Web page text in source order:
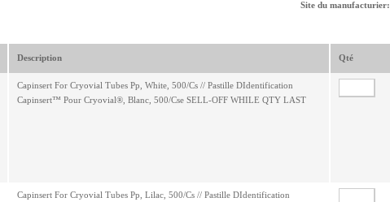
Site du manufacturier:
Description Qté
Capinsert For Cryovial Tubes Pp, White, 500/Cs // Pastille DIdentification
Capinsert™ Pour Cryovial®, Blanc, 500/Cse SELL-OFF WHILE QTY LAST
Capinsert For Cryovial Tubes Pp, Lilac, 500/Cs // Pastille DIdentification